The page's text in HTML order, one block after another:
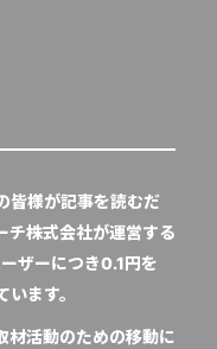
様が記事を読むだ
チ株式会社が運営する
ザーにつき0.1円を
ます。
材活動のための移動に